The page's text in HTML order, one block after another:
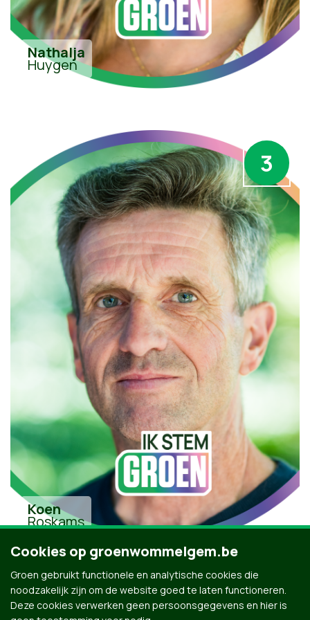
Nathalja
Huygen
3
Koen
Roskams
Cookies op groenwommelgem.be
Groen gebruikt functionele en analytische cookies die
noodzakelijk zijn om de website goed te laten functioneren.
Deze cookies verwerken geen persoonsgegevens en hier is